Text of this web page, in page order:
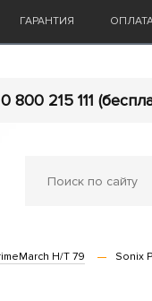
ГАРАНТИЯ
215 111
H/T 79 Sonix